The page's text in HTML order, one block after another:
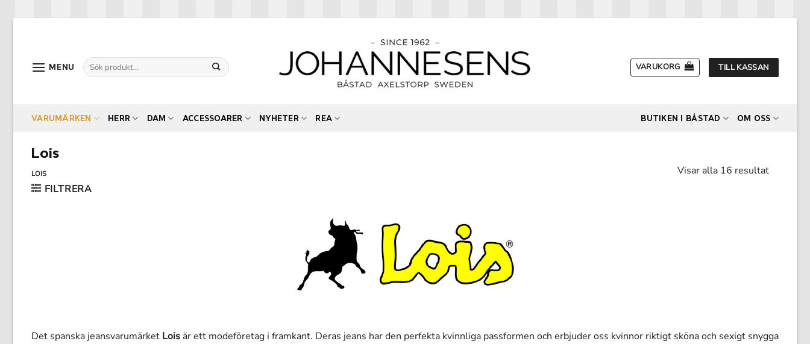
MENU
Sök
efter:
VARUKORG TILL KASSAN
VARUMÄRKEN HERR DAM ACCESSOARER NYHETER REA BUTIKEN I BÅSTAD OM OSS
Lois
LOIS
FILTRERA
Visar alla 16 resultat
Det spanska jeansvarumärket Lois är ett modeföretag i framkant. Deras jeans har den perfekta kvinnliga passformen och erbjuder oss kvinnor riktigt sköna och sexigt snygga